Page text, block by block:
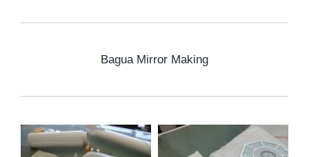
Bagua Mirror Making